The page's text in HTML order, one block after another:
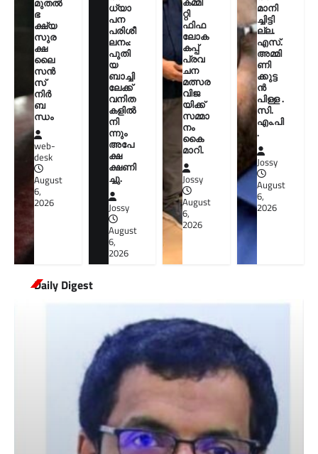
മുതൽ
ഭ
ക്ഷ്യ
സുര
ക്ഷ
ലൈ
സൻ
സ്
നിർ
ബ
ന്ധം
web-
desk
August
6,
2026
ധ്യാ
പന
പരിശീ
ലനം:
പുതി
യ
ബാച്ചി
ലേക്ക്
വനിത
കളിൽ
നി
ന്നും
അപേ
ക്ഷ
ക്ഷണി
ച്ചു.
Jossy
August
6,
2026
റ്റി
ഫിഫ
ലോക
കപ്പ്
പ്രവ
ചന
മത്സര
വിജ
യിക്ക്
സമ്മാ
നം
കൈ
മാറി.
Jossy
August
6,
2026
മാനി
ച്ചിട്ടി
ല്ല.
എസ്.
അമ്മി
ണി
ക്കുട്ട
ൻ
പിള്ള .
സി.
എം.പി
.
Jossy
August
6,
2026
Daily Digest